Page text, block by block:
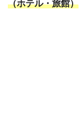
（ホテル・旅館）